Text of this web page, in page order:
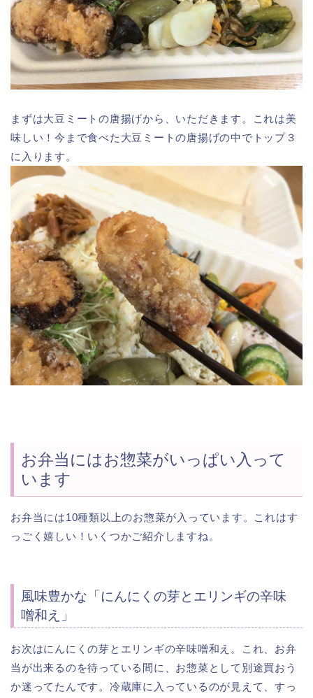
まずは大豆ミートの唐揚げから、いただきます。これは美
味しい！今まで食べた大豆ミートの唐揚げの中でトップ３
に入ります。
お弁当にはお惣菜がいっぱい入って
います
お弁当には10種類以上のお惣菜が入っています。これはす
っごく嬉しい！いくつかご紹介しますね。
風味豊かな「にんにくの芽とエリンギの辛味
噌和え」
お次はにんにくの芽とエリンギの辛味噌和え。これ、お弁
当が出来るのを待っている間に、お惣菜として別途買おう
か迷ってたんです。冷蔵庫に入っているのが見えて、すっ